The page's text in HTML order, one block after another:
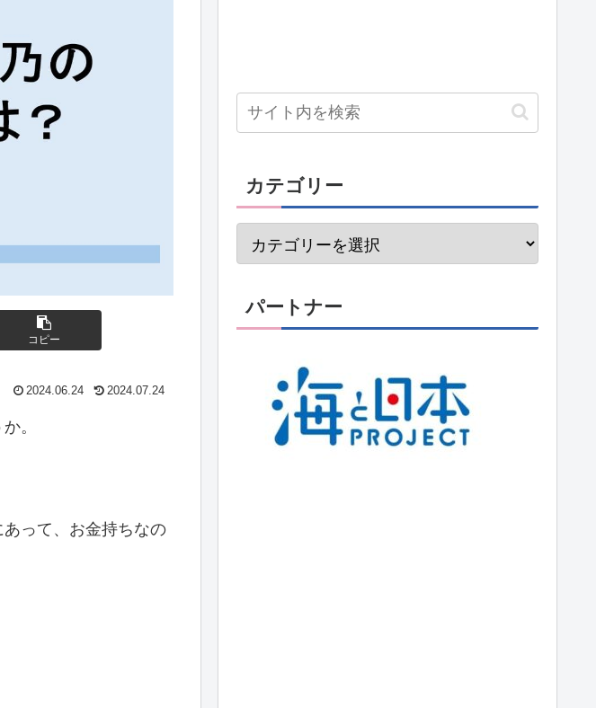
コピー
2024.06.24 2024.07.24
。
って、お金持ちなの
カテゴリー
パートナー